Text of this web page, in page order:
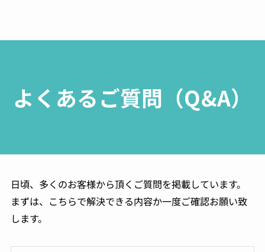
よくあるご質問（Q&A）
日頃、多くのお客様から頂くご質問を掲載しています。
まずは、こちらで解決できる内容か一度ご確認お願い致
します。